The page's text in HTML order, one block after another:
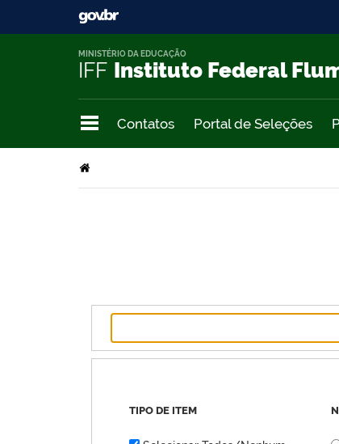
IFF Instituto Federal
MINISTÉRIO DA EDUCAÇÃO
Contatos Portal de Seleções
TIPO DE ITEM